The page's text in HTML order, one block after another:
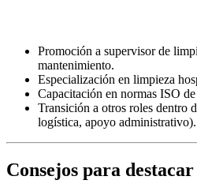
Promoción a supervisor de
mantenimiento.
Especialización en limpieza
Capacitación en normas ISO
Transición a otros roles dentro
logística, apoyo administrativo).
Consejos para